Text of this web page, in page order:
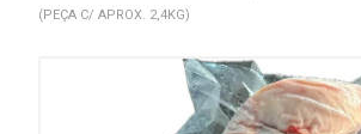
(PEÇA C/ APROX. 2,4KG)